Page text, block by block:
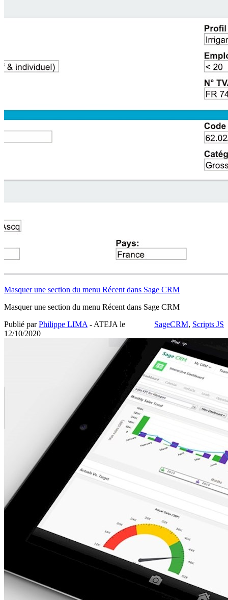
Masquer une section du menu Récent dans Sage CRM
Masquer une section du menu Récent dans Sage CRM
SageCRM, Scripts JS
Publié parPhilippe LIMA - ATEJA le
12/10/2020